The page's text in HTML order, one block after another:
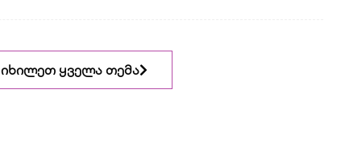
იხილეთ ყველა თემა